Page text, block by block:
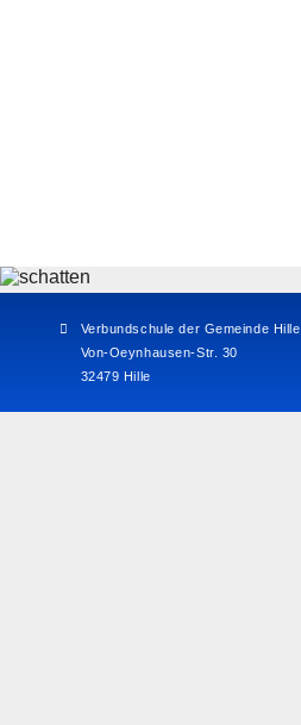
Verbundschule der Gemeinde Hille
Von-Oeynhausen-Str. 30
32479 Hille